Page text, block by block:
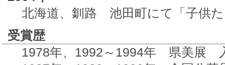
北海道、釧路 池田町にて「子供
受賞歴
1978年、1992～1994年 県美展